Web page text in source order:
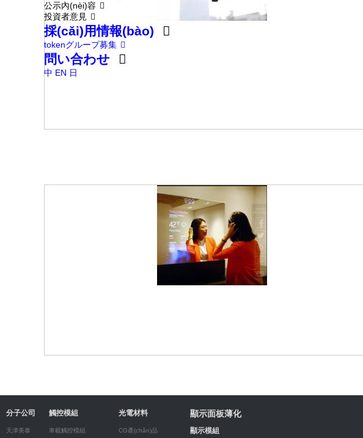
公示內(nèi)容
投資者意見
採(cǎi)用情報(bào)
tokenグループ募集
問い合わせ
中 EN 日
分子公司
天津美泰
觸控模組
車載觸控模組
光電材料
CG產(chǎn)品
顯示面板薄化
顯示模組